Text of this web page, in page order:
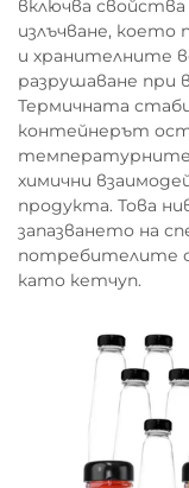
включва
излъчване,
и хранителните
разрушаване при
Термичната
контейнерът
температурните
химични
продукта. Това
запазването на
потребителите
като кетчуп.